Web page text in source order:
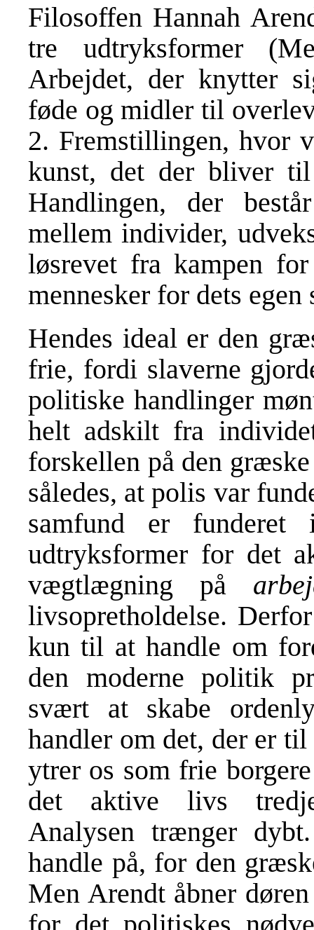
Filosoffen Hannah
tre udtryksformer
Arbejdet, der knytter
føde og midler til
2. Fremstillingen, hvor
kunst, det der bliver
Handlingen, der
mellem individer,
løsrevet fra kampen
mennesker for dets egen
Hendes ideal er den
frie, fordi slaverne
politiske handlinger
helt adskilt fra
forskellen på den
således, at polis var
samfund er
udtryksformer for det
vægtlægning på
livsopretholdelse.
kun til at handle om
den moderne politik
svært at skabe
handler om det, der er
ytrer os som frie
det aktive livs
Analysen trænger
handle på, for den
Men Arendt åbner